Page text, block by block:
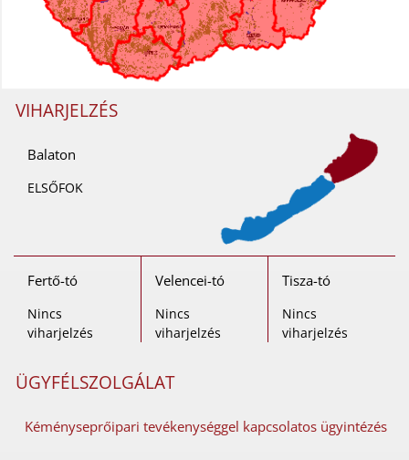
VIHARJELZÉS
Balaton
ELSŐFOK
Fertő-tó
Nincs
viharjelzés
Velencei-tó
Nincs
viharjelzés
Tisza-tó
Nincs
viharjelzés
ÜGYFÉLSZOLGÁLAT
Kéményseprőipari tevékenységgel kapcsolatos ügyintézés